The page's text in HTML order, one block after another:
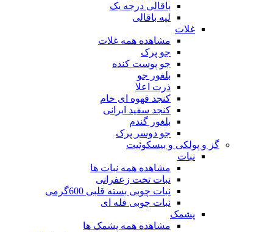
باقالی درجه یک
لپه باقالی
غلات
مشاهده همه غلات
جو پرک
جو پوست کنده
بلغور جو
ذرت اعلا
کنجد قهوه ای خام
کنجد سفید ایرانی
بلغور گندم
جو دوسر پرک
گز و پولکی و بیسکوئیت
نبات
مشاهده همه نبات ها
نبات تخت زعفرانی
نبات چوبی بسته قلبی 600گرمی
نبات چوبی فله ای
پشمک
مشاهده همه پشمک ها